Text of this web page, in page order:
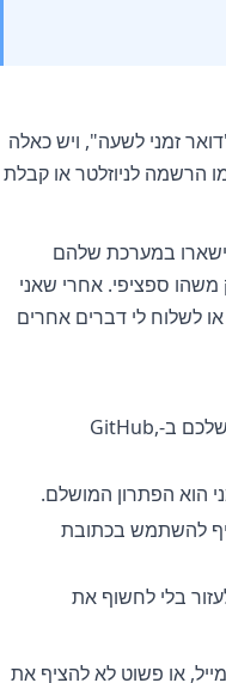
זמני לשעה", ויש כאלה
הרשמה לניוזלטר או קבלת
במערכת שלהם
רק כדי לבדוק משהו ספציפי. אחרי שאני
לשלוח לי דברים אחרים
השתמשו באימייל זמני לכל רישום שקשור לפרויקטים האישיים שלכם ב-GitHub,
הוא הפתרון המושלם.
להשתמש בכתובת
בלי לחשוף את
או פשוט לא להציף את